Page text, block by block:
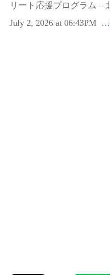
リート応援プログラム –
July 2, 2026 at 06:43PM …